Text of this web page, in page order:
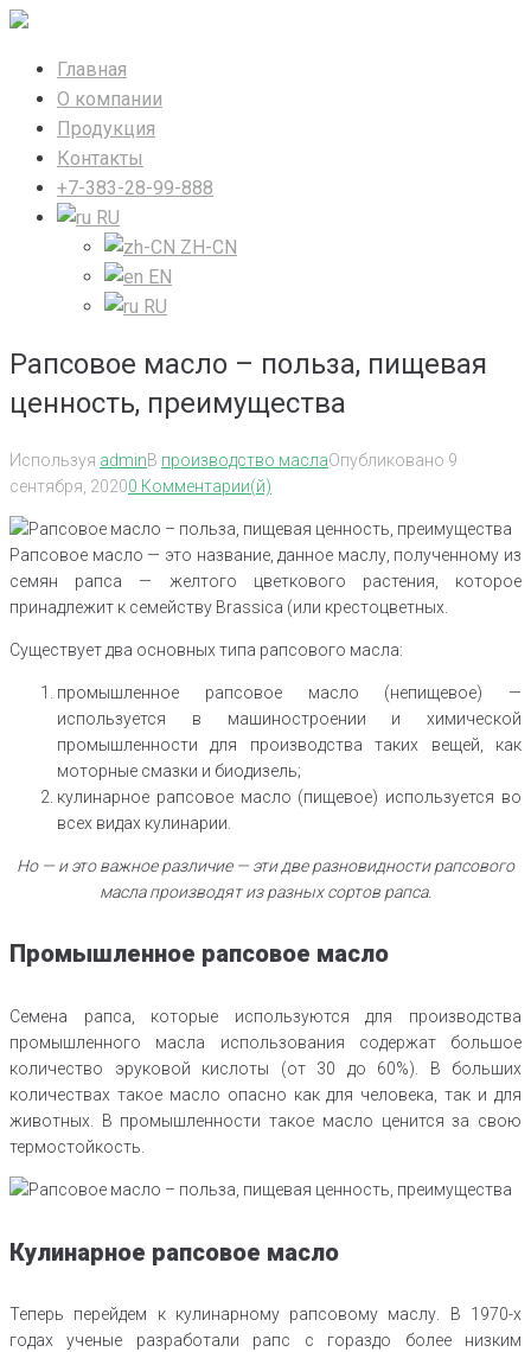
Перейти
контентуГлавная
О компании
Продукция
Контакты
+7-383-28-99-888
RU
ZH-CN
EN
RU
Рапсовое масло – польза, пищевая
ценность, преимущества
Используя adminВ производство маслаОпубликовано 9
сентября, 20200 Комментарии(й)
Рапсовое масло — это название, данное маслу, полученному из
семян рапса — желтого цветкового растения, которое
принадлежит к семейству Brassica (или крестоцветных.
Существует два основных типа рапсового масла:
промышленное рапсовое масло (непищевое) —
используется в машиностроении и химической
промышленности для производства таких вещей, как
моторные смазки и биодизель;
кулинарное рапсовое масло (пищевое) используется во
всех видах кулинарии.
Но — и это важное различие — эти две разновидности рапсового
масла производят из разных сортов рапса.
Промышленное рапсовое масло
Семена рапса, которые используются для производства
промышленного масла использования содержат большое
количество эруковой кислоты (от 30 до 60%). В больших
количествах такое масло опасно как для человека, так и для
животных. В промышленности такое масло ценится за свою
термостойкость.
Кулинарное рапсовое масло
Теперь перейдем к кулинарному рапсовому маслу. В 1970-х
годах ученые разработали рапс с гораздо более низким